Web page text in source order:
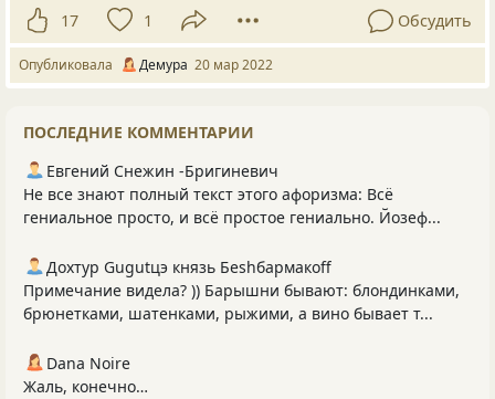
17 1 Обсудить
Опубликовала Демура 20 мар 2022
ПОСЛЕДНИЕ КОММЕНТАРИИ
Евгений Снежин -Бригиневич
Не все знают полный текст этого афоризма: Всё
гениальное просто, и всё простое гениально. Йозеф...
Дохтур Gugutцэ князь Беshбармакоff
Примечание видела? )) Барышни бывают: блондинками,
брюнетками, шатенками, рыжими, а вино бывает т...
Dana Noire
Жаль, конечно…